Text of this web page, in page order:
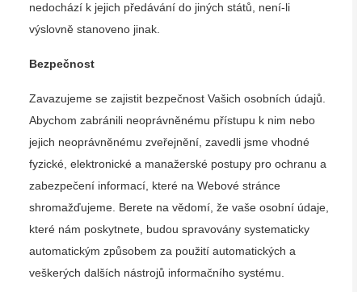
nedochází k jejich předávání do jiných států, není-li
výslovně stanoveno jinak.
Bezpečnost
Zavazujeme se zajistit bezpečnost Vašich osobních údajů.
Abychom zabránili neoprávněnému přístupu k nim nebo
jejich neoprávněnému zveřejnění, zavedli jsme vhodné
fyzické, elektronické a manažerské postupy pro ochranu a
zabezpečení informací, které na Webové stránce
shromažďujeme. Berete na vědomí, že vaše osobní údaje,
které nám poskytnete, budou spravovány systematicky
automatickým způsobem za použití automatických a
veškerých dalších nástrojů informačního systému.